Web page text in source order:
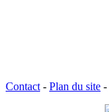
Contact - Plan du site -